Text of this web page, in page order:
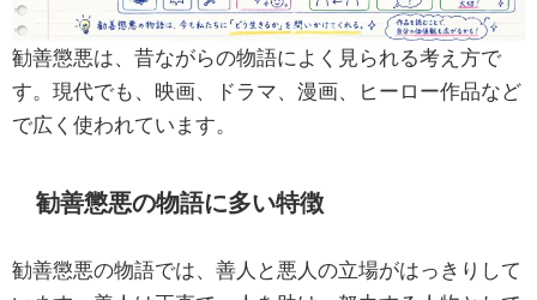
勧善懲悪は、昔ながらの物語によく見られる考え方で
す。現代でも、映画、ドラマ、漫画、ヒーロー作品など
で広く使われています。
勧善懲悪の物語に多い特徴
勧善懲悪の物語では、善人と悪人の立場がはっきりして